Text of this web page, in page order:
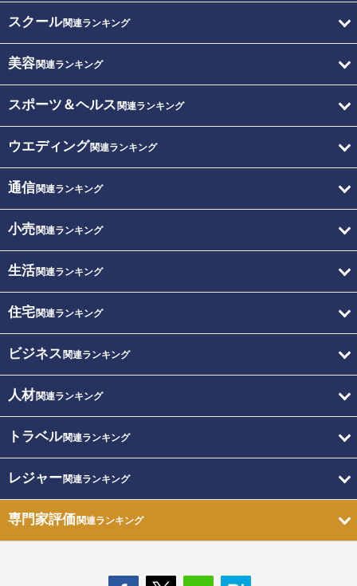
スクール関連ランキング
美容関連ランキング
スポーツ＆ヘルス 関連ランキング
ウエディング関連ランキング
通信関連ランキング
小売関連ランキング
生活関連ランキング
住宅関連ランキング
ビジネス 関連ランキング
人材関連ランキング
トラベル関連ランキング
レジャー関連ランキング
専門家評価関連ランキング